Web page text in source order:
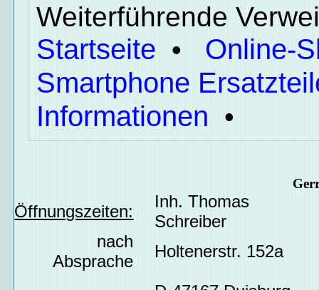
Weiterführende
Startseite • Online-
Smartphone
Informationen •
Öffnungszeiten:
Inh. Thomas
Schreiber
nach
Absprache
Holtenerstr. 152a